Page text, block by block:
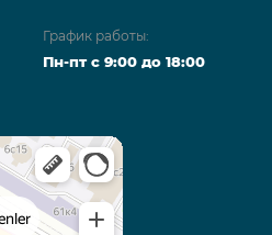
График работы:
Пн-пт с 9:00 до 18:00